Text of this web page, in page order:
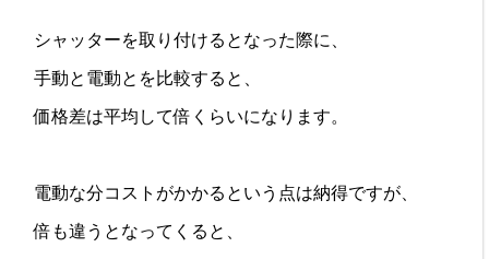
シャッターを取り付けるとなった際に、
手動と電動とを比較すると、
価格差は平均して倍くらいになります。
電動な分コストがかかるという点は納得ですが、
倍も違うとなってくると、